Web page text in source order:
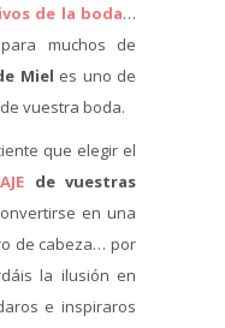
de la boda…
muchos de
Miel es uno de
vuestra boda.
que elegir el
de vuestras
en una
de cabeza… por
la ilusión en
e inspiraros